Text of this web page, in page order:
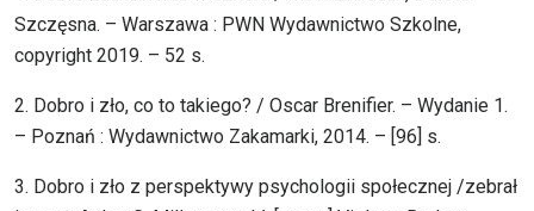
Szczęsna. – Warszawa : PWN Wydawnictwo Szkolne,
copyright 2019. – 52 s.
2. Dobro i zło, co to takiego? / Oscar Brenifier. – Wydanie 1.
– Poznań : Wydawnictwo Zakamarki, 2014. – [96] s.
3. Dobro i zło z perspektywy psychologii społecznej /zebrał